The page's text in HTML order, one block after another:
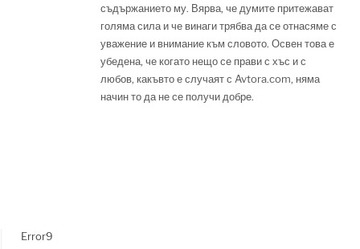
съдържанието му. Вярва, че думите притежават
голяма сила и че винаги трябва да се отнасяме с
уважение и внимание към словото. Освен това е
убедена, че когато нещо се прави с хъс и с
любов, какъвто е случаят с Avtora.com, няма
начин то да не се получи добре.
Error9